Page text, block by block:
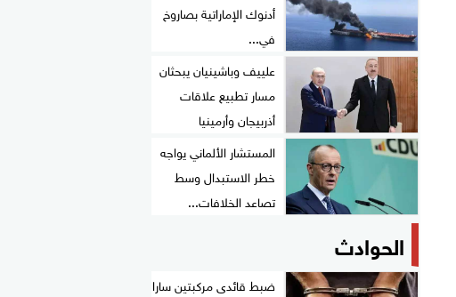
أدنوك الإماراتية بصاروخ
في...
علييف وباشينيان يبحثان
مسار تطبيع علاقات
أذربيجان وأرمينيا
المستشار الألماني يواجه
خطر الاستبدال وسط
تصاعد الخلافات...
الحوادث
ضبط قائدى مركبتين سارا